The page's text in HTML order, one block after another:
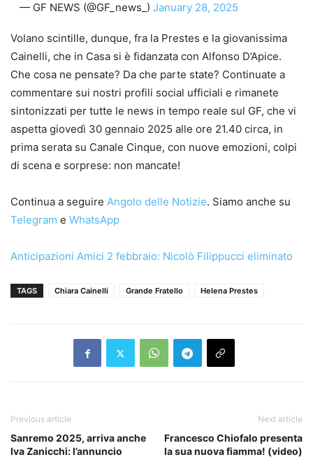
— GF NEWS (@GF_news_) January 28, 2025
Volano scintille, dunque, fra la Prestes e la giovanissima
Cainelli, che in Casa si è fidanzata con Alfonso D’Apice.
Che cosa ne pensate? Da che parte state? Continuate a
commentare sui nostri profili social ufficiali e rimanete
sintonizzati per tutte le news in tempo reale sul GF, che vi
aspetta giovedì 30 gennaio 2025 alle ore 21.40 circa, in
prima serata su Canale Cinque, con nuove emozioni, colpi
di scena e sorprese: non mancate!
Continua a seguire Angolo delle Notizie. Siamo anche su
Telegram e WhatsApp
Anticipazioni Amici 2 febbraio: Nicolò Filippucci eliminato
TAGS Chiara Cainelli Grande Fratello Helena Prestes
Previous article
Sanremo 2025, arriva anche
Iva Zanicchi: l’annuncio
Next article
Francesco Chiofalo presenta
la sua nuova fiamma! (video)